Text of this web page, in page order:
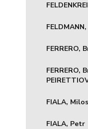
FERRERO,
FERRERO,
FIALA,
FIALA, Petr